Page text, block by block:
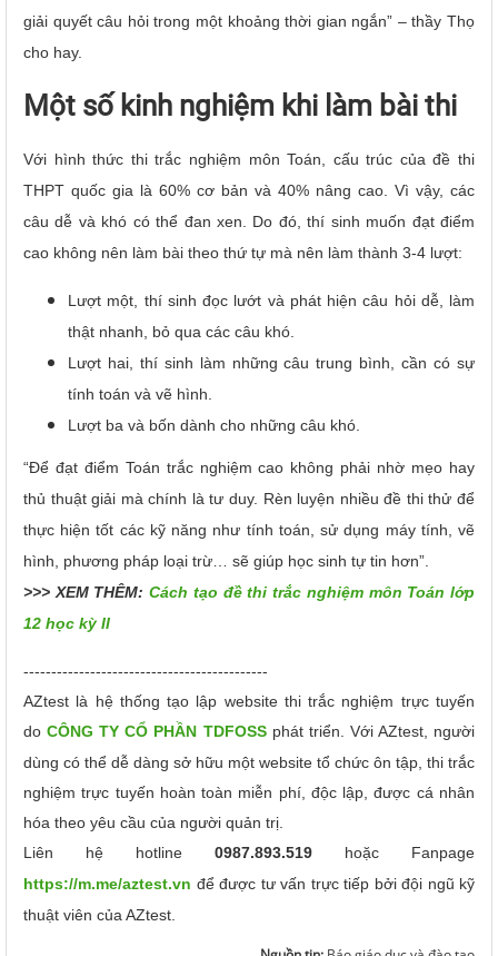
giải quyết câu hỏi trong một khoảng thời gian ngắn” – thầy Thọ
cho hay.
Một số kinh nghiệm khi làm bài thi
Với hình thức thi trắc nghiệm môn Toán, cấu trúc của đề thi
THPT quốc gia là 60% cơ bản và 40% nâng cao. Vì vậy, các
câu dễ và khó có thể đan xen. Do đó, thí sinh muốn đạt điểm
cao không nên làm bài theo thứ tự mà nên làm thành 3-4 lượt:
Lượt một, thí sinh đọc lướt và phát hiện câu hỏi dễ, làm
thật nhanh, bỏ qua các câu khó.
Lượt hai, thí sinh làm những câu trung bình, cần có sự
tính toán và vẽ hình.
Lượt ba và bốn dành cho những câu khó.
“Để đạt điểm Toán trắc nghiệm cao không phải nhờ mẹo hay
thủ thuật giải mà chính là tư duy. Rèn luyện nhiều đề thi thử để
thực hiện tốt các kỹ năng như tính toán, sử dụng máy tính, vẽ
hình, phương pháp loại trừ… sẽ giúp học sinh tự tin hơn”.
>>> XEM THÊM:Cách tạo đề thi trắc nghiệm môn Toán lớp
12 học kỳ II
--------------------------------------------
AZtest là hệ thống tạo lập website thi trắc nghiệm trực tuyến
do CÔNG TY CỔ PHẦN TDFOSS phát triển.
Với AZtest, người
dùng có thể dễ dàng sở hữu một website tổ chức ôn tập, thi trắc
nghiệm trực tuyến hoàn toàn miễn phí, độc lập, được cá nhân
hóa theo yêu cầu của người quản trị.
Liên hệ hotline 0987.893.519 hoặc Fanpage
https://m.me/aztest.vn để được tư vấn trực tiếp bởi đội ngũ kỹ
thuật viên của AZtest.